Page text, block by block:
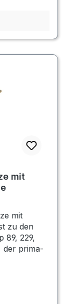
mit
mit
zu den
89, 229,
der prima-